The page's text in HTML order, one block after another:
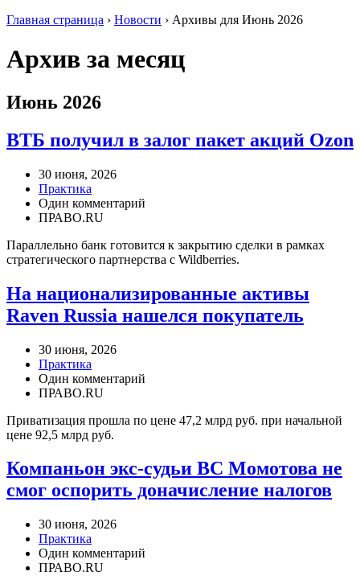
Главная страница › Новости › Архивы для Июнь 2026
Архив за месяц
Июнь 2026
ВТБ получил в залог пакет акций Ozon
30 июня, 2026
Практика
Один комментарий
ПРАВО.RU
Параллельно банк готовится к закрытию сделки в рамках
стратегического партнерства с Wildberries.
На национализированные активы
Raven Russia нашелся покупатель
30 июня, 2026
Практика
Один комментарий
ПРАВО.RU
Приватизация прошла по цене 47,2 млрд руб. при начальной
цене 92,5 млрд руб.
Компаньон экс-судьи ВС Момотова не
смог оспорить доначисление налогов
30 июня, 2026
Практика
Один комментарий
ПРАВО.RU